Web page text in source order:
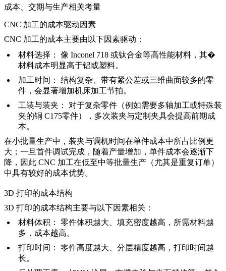
成本、交期与生产相关考量
CNC 加工的成本驱动因素
CNC 加工的成本主要由以下因素驱动：
材料选择：
像 Inconel 718 或钛合金等高性能材料，其�
材料成本明显高于铝或塑料。
加工时间：
结构复杂、带有紧公差或三维曲面较多的零
件，会显著增加机床加工节拍。
工装与装夹：
对于复杂零件（例如需要多轴加工或特殊装
夹的铜 C175零件），多次装夹与定制夹具会提高前期成
本。
在小批量生产中，装夹与调机时间在单件成本中所占比例更
大；一旦首件调试完成，随着产量增加，单件成本会逐渐下
降，因此 CNC 加工在低至中等批量生产（尤其是重复订单）
中具有较好的成本优势。
3D 打印的成本结构
3D 打印的成本结构主要与以下因素相关：
材料体积：
零件体积越大、填充密度越高，所需材料越
多，成本越高。
打印时间：
零件高度越大、分层精度越高，打印时间越
长。